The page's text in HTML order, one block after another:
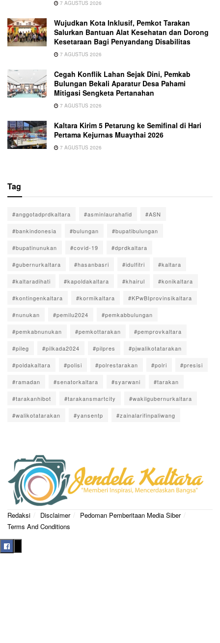
7 AGUSTUS 2026
Wujudkan Kota Inklusif, Pemkot Tarakan
Salurkan Bantuan Alat Kesehatan dan Dorong
Kesetaraan Bagi Penyandang Disabilitas
7 AGUSTUS 2026
Cegah Konflik Lahan Sejak Dini, Pemkab
Bulungan Bekali Aparatur Desa Pahami
Mitigasi Sengketa Pertanahan
7 AGUSTUS 2026
Kaltara Kirim 5 Petarung ke Semifinal di Hari
Pertama Kejurnas Muaythai 2026
7 AGUSTUS 2026
Tag
#anggotadprdkaltara #asminlaurahafid #ASN
#bankindonesia #bulungan #bupatibulungan
#bupatinunukan #covid-19 #dprdkaltara
#gubernurkaltara #hasanbasri #idulfitri #kaltara
#kaltaradihati #kapoldakaltara #khairul #konikaltara
#kontingenkaltara #kormikaltara #KPwBIprovinsikaltara
#nunukan #pemilu2024 #pemkabbulungan
#pemkabnunukan #pemkottarakan #pemprovkaltara
#pileg #pilkada2024 #pilpres #pjwalikotatarakan
#poldakaltara #polisi #polrestarakan #polri #presisi
#ramadan #senatorkaltara #syarwani #tarakan
#tarakanhibot #tarakansmartcity #wakilgubernurkaltara
#walikotatarakan #yansentp #zainalarifinpaliwang
Redaksi Disclaimer
Pedoman Pemberitaan Media Siber
Terms And Conditions